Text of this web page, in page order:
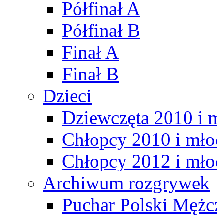
Półfinał A
Półfinał B
Finał A
Finał B
Dzieci
Dziewczęta 2010 i
Chłopcy 2010 i
Chłopcy 2012 i
Archiwum rozgrywek
Puchar Polski